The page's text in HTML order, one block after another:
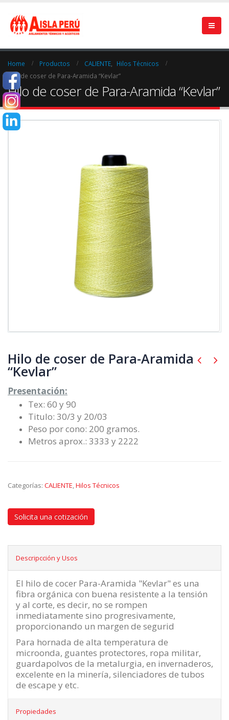
Home Productos CALIENTE
Hilos Técnicos
Hilo de coser de Para-Aramida “Kevlar”
Hilo de coser de Para-Aramida “Kevlar”
Hilo de coser de Para-Aramida
“Kevlar”
Presentación:
Tex: 60 y 90
Titulo: 30/3 y 20/03
Peso por cono: 200 gramos.
Metros aprox.: 3333 y 2222
Categorías: CALIENTE,Hilos Técnicos
Solicita una cotización
Descripcción y Usos
El hilo de cocer Para-Aramida "Kevlar" es una
fibra orgánica con buena resistente a la tensión
y al corte, es decir, no se rompen
inmediatamente sino progresivamente,
proporcionando un margen de segurid
Para hornada de alta temperatura de
microonda, guantes protectores, ropa militar,
guardapolvos de la metalurgia, en invernaderos,
excelente en la minería, silenciadores de tubos
de escape y etc.
Propiedades